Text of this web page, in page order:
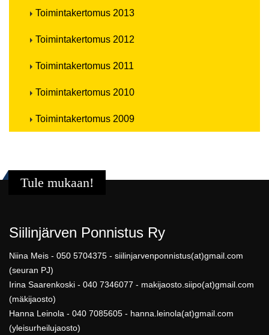
Toimintakertomus 2013
Toimintakertomus 2012
Toimintakertomus 2011
Toimintakertomus 2010
Toimintakertomus 2009
Tule mukaan!
Siilinjärven Ponnistus Ry
Niina Meis - 050 5704375 - siilinjarvenponnistus(at)gmail.com
(seuran PJ)
Irina Saarenkoski - 040 7346077 - makijaosto.siipo(at)gmail.com
(mäkijaosto)
Hanna Leinola - 040 7085605 - hanna.leinola(at)gmail.com
(yleisurheilujaosto)